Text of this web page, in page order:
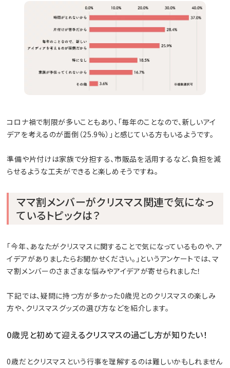
コロナ禍で制限が多いこともあり、「毎年のことなので、新しいアイ
デアを考えるのが面倒（25.9%）」と感じている方もいるようです。
準備や片付けは家族で分担する、市販品を活用するなど、負担を減
らせるような工夫ができると楽しめそうですね。
ママ割メンバーがクリスマス関連で気になっ
ているトピックは？
「今年、あなたがクリスマスに関することで気になっているものや、ア
イデアがありましたらお聞かせください。」というアンケートでは、マ
マ割メンバーのさまざまな悩みやアイデアが寄せられました！
下記では、疑問に持つ方が多かった0歳児とのクリスマスの楽しみ
方や、クリスマスグッズの選び方などを紹介します。
0歳児と初めて迎えるクリスマスの過ごし方が知りたい！
0歳だとクリスマスという行事を理解するのは難しいかもしれません